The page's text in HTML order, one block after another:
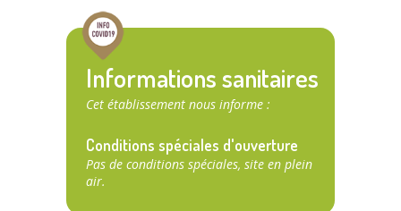
Informations sanitaires
Cet établissement nous informe :
Conditions spéciales d'ouverture
Pas de conditions spéciales, site en plein
air.